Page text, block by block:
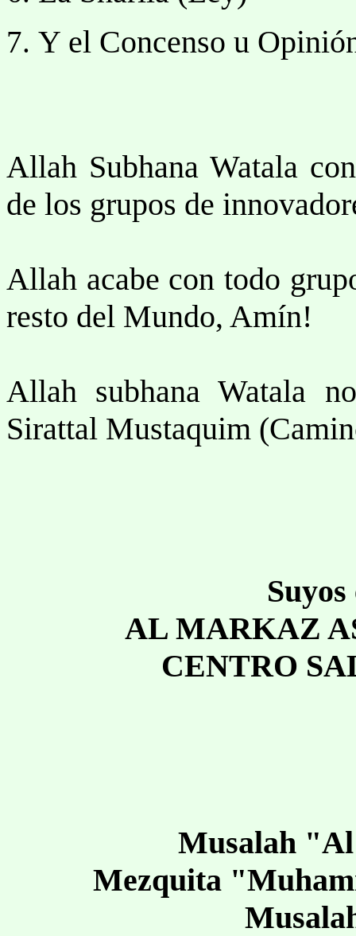
Y el Concenso u
Allah Subhana Watala
de los grupos de
Allah acabe con todo
resto del Mundo, Amín!
Allah subhana Watala
Sirattal Mustaquim
AL MARKAZ
CENTRO
Musalah
Mezquita